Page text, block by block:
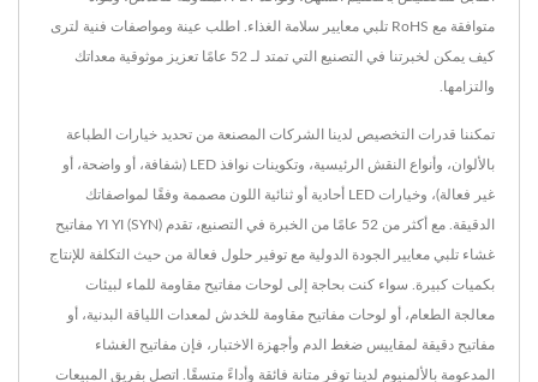
متوافقة مع RoHS تلبي معايير سلامة الغذاء. اطلب عينة ومواصفات فنية لترى
كيف يمكن لخبرتنا في التصنيع التي تمتد لـ 52 عامًا تعزيز موثوقية معداتك
والتزامها.
تمكننا قدرات التخصيص لدينا الشركات المصنعة من تحديد خيارات الطباعة
بالألوان، وأنواع النقش الرئيسية، وتكوينات نوافذ LED (شفافة، أو واضحة، أو
غير فعالة)، وخيارات LED أحادية أو ثنائية اللون مصممة وفقًا لمواصفاتك
الدقيقة. مع أكثر من 52 عامًا من الخبرة في التصنيع، تقدم YI YI (SYN) مفاتيح
غشاء تلبي معايير الجودة الدولية مع توفير حلول فعالة من حيث التكلفة للإنتاج
بكميات كبيرة. سواء كنت بحاجة إلى لوحات مفاتيح مقاومة للماء لبيئات
معالجة الطعام، أو لوحات مفاتيح مقاومة للخدش لمعدات اللياقة البدنية، أو
مفاتيح دقيقة لمقاييس ضغط الدم وأجهزة الاختبار، فإن مفاتيح الغشاء
المدعومة بالألمنيوم لدينا توفر متانة فائقة وأداءً متسقًا. اتصل بفريق المبيعات